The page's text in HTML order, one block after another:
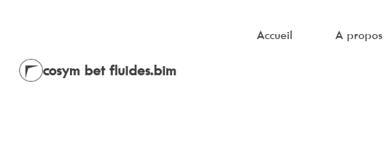
cosym bet fluides.bim
Accueil A propos